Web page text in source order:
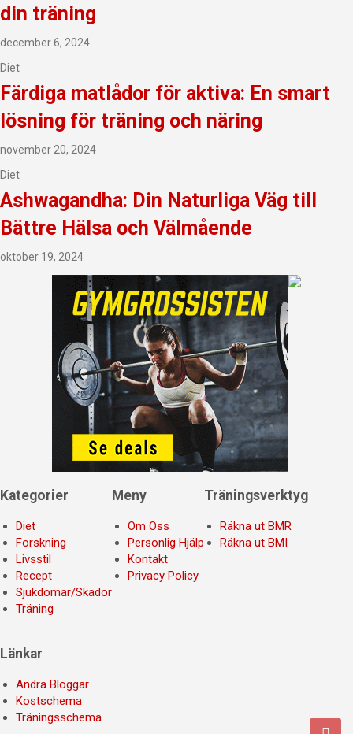
din träning
december 6, 2024
Diet
Färdiga matlådor för aktiva: En smart
lösning för träning och näring
november 20, 2024
Diet
Ashwagandha: Din Naturliga Väg till
Bättre Hälsa och Välmående
oktober 19, 2024
Kategorier
Diet
Forskning
Livsstil
Recept
Sjukdomar/Skador
Träning
Meny
Om Oss
Personlig Hjälp
Kontakt
Privacy Policy
Träningsverktyg
Räkna ut BMR
Räkna ut BMI
Länkar
Andra Bloggar
Kostschema
Träningsschema